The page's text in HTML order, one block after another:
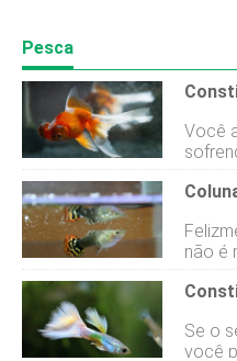
Pesca
Você
você
você
la,
que
não é
de
fatal e
peixes
Se o
você